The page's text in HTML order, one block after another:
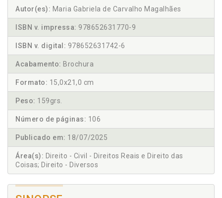
Autor(es): Maria Gabriela de Carvalho Magalhães
ISBN v. impressa: 978652631770-9
ISBN v. digital: 978652631742-6
Acabamento: Brochura
Formato: 15,0x21,0 cm
Peso: 159grs.
Número de páginas: 106
Publicado em: 18/07/2025
Área(s): Direito - Civil - Direitos Reais e Direito das
Coisas; Direito - Diversos